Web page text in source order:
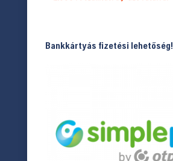
Bankkártyás fizetési lehetőség!